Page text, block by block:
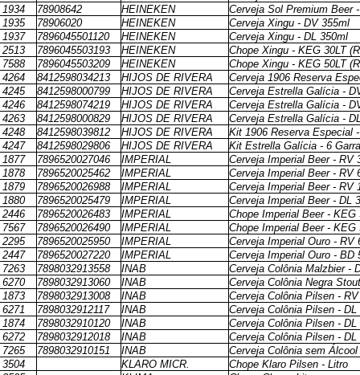
1934
78908642 HEINEKEN
Cerveja Sol Premium Beer
1935
78906020 HEINEKEN
Cerveja Xingu - DV 355ml
1937
7896045501120 HEINEKEN
Cerveja Xingu - DL 350ml
2513
7896045503193 HEINEKEN
Chope Xingu - KEG 30LT
7588
7896045503209 HEINEKEN
Chope Xingu - KEG 50LT
4264
8412598034213 HIJOS DE RIVERA
Cerveja 1906 Reserva
4245
8412598000799 HIJOS DE RIVERA
Cerveja Estrella Galícia -
4246
8412598074219 HIJOS DE RIVERA
Cerveja Estrella Galícia -
4263
8412598000829 HIJOS DE RIVERA
Cerveja Estrella Galícia -
4248
8412598039812 HIJOS DE RIVERA
Kit 1906 Reserva Especial
4247
8412598029806 HIJOS DE RIVERA
Kit Estrella Galícia - 6
1877
7896520027046 IMPERIAL
Cerveja Imperial Beer - RV
1878
7896520025462 IMPERIAL
Cerveja Imperial Beer - RV
1879
7896520026988 IMPERIAL
Cerveja Imperial Beer - RV
1880
7896520025479 IMPERIAL
Cerveja Imperial Beer - DL
2446
7896520026483 IMPERIAL
Chope Imperial Beer - KEG
7567
7896520026490 IMPERIAL
Chope Imperial Beer - KEG
2295
7896520025950 IMPERIAL
Cerveja Imperial Ouro - RV
2447
7896520027220 IMPERIAL
Cerveja Imperial Ouro - BD
7263
7898032913558 INAB
Cerveja Colônia Malzbier -
6270
7898032913060 INAB
Cerveja Colônia Negra
1873
7898032913008 INAB
Cerveja Colônia Pilsen -
6271
7898032912117 INAB
Cerveja Colônia Pilsen - DL
1874
7898032910120 INAB
Cerveja Colônia Pilsen - DL
6272
7898032912018 INAB
Cerveja Colônia Pilsen - DL
7265
7898032910151 INAB
Cerveja Colônia sem
3504
KLARO MICR.
Chope Klaro Pilsen - Litro